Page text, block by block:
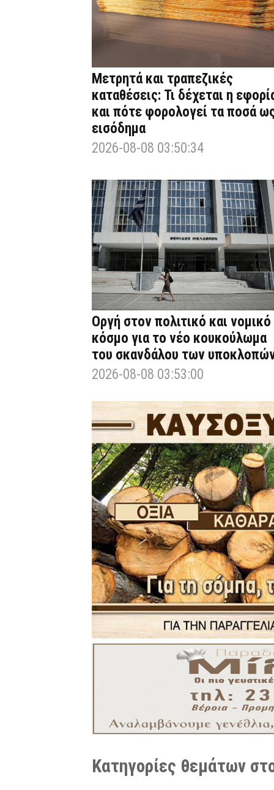
Μετρητά και τραπεζικές
καταθέσεις: Τι δέχεται η
και πότε φορολογεί τα ποσά
εισόδημα
2026-08-08 03:50:34
Οργή στον πολιτικό και νομικό
κόσμο για το νέο κουκούλωμα
του σκανδάλου των
2026-08-08 03:53:00
Κατηγορίες θεμάτων